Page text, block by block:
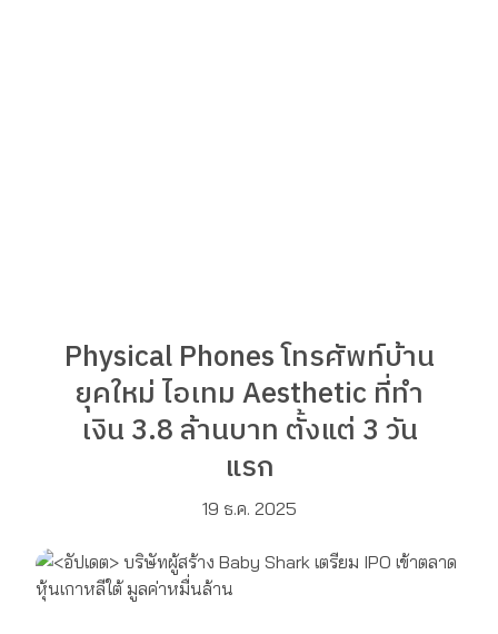
Physical Phones โทรศัพท์บ้าน
ยุคใหม่ ไอเทม Aesthetic ที่ทำ
เงิน 3.8 ล้านบาท ตั้งแต่ 3 วัน
แรก
19 ธ.ค. 2025